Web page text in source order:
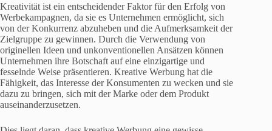
Kreativität ist ein entscheidender Faktor für den Erfolg von
Werbekampagnen, da sie es Unternehmen ermöglicht, sich
von der Konkurrenz abzuheben und die Aufmerksamkeit der
Zielgruppe zu gewinnen. Durch die Verwendung von
originellen Ideen und unkonventionellen Ansätzen können
Unternehmen ihre Botschaft auf eine einzigartige und
fesselnde Weise präsentieren. Kreative Werbung hat die
Fähigkeit, das Interesse der Konsumenten zu wecken und sie
dazu zu bringen, sich mit der Marke oder dem Produkt
auseinanderzusetzen.